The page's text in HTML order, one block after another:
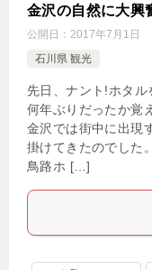
金沢の自然に大
公開日： 2017年7月1日
石川県 観光
先日、ナント!ホタ
何年ぶりだったか覚
金沢では街中に出現
掛けてきたのでした
鳥路ホ […]